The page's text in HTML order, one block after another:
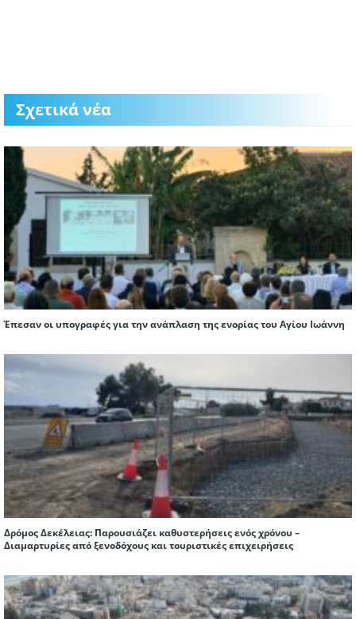
Σχετικά νέα
Έπεσαν οι υπογραφές για την ανάπλαση της ενορίας του Αγίου Ιωάννη
Δρόμος Δεκέλειας: Παρουσιάζει καθυστερήσεις ενός χρόνου –
Διαμαρτυρίες από ξενοδόχους και τουριστικές επιχειρήσεις